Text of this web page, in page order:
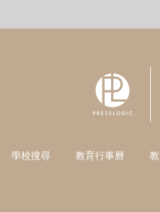
學校搜尋 教育行事曆